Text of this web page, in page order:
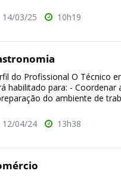
14/03/25 10h19
do Profissional O Técnico
habilitado para: - Coordenar
do ambiente de
12/04/24 13h38